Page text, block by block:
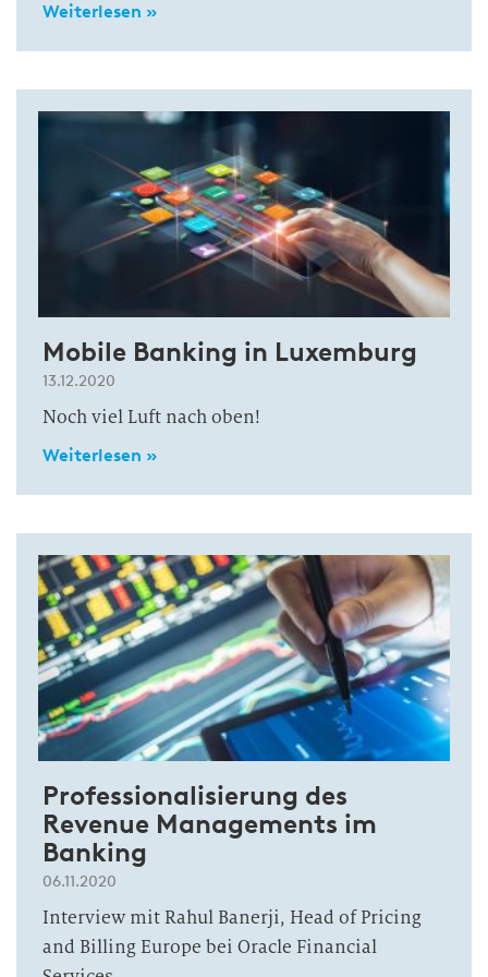
Weiterlesen »
Mobile Banking in Luxemburg
13.12.2020
Noch viel Luft nach oben!
Weiterlesen »
Professionalisierung des
Revenue Managements im
Banking
06.11.2020
Interview mit Rahul Banerji, Head of Pricing
and Billing Europe bei Oracle Financial